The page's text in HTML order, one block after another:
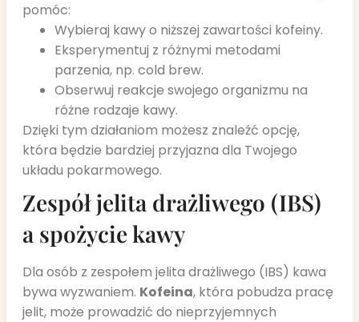
pomóc:
Wybieraj kawy o niższej zawartości kofeiny.
Eksperymentuj z różnymi metodami
parzenia, np. cold brew.
Obserwuj reakcje swojego organizmu na
różne rodzaje kawy.
Dzięki tym działaniom możesz znaleźć opcję,
która będzie bardziej przyjazna dla Twojego
układu pokarmowego.
Zespół jelita drażliwego (IBS)
a spożycie kawy
Dla osób z zespołem jelita drażliwego (IBS) kawa
bywa wyzwaniem. Kofeina, która pobudza pracę
jelit, może prowadzić do nieprzyjemnych